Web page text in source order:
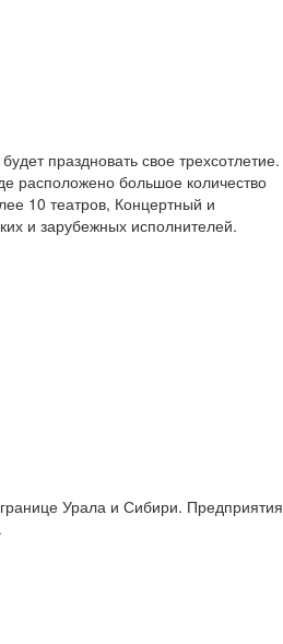
праздновать свое трехсотлетие.
расположено большое количество
10 театров, Концертный и
и зарубежных исполнителей.
Урала и Сибири. Предприятия